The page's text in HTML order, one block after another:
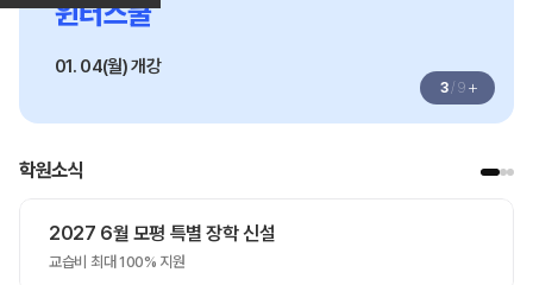
윈터스쿨
01. 04(월) 개강
4 / 9 +
학원소식
2027 6월 모평 특별 장학 신설
교습비 최대 100% 지원